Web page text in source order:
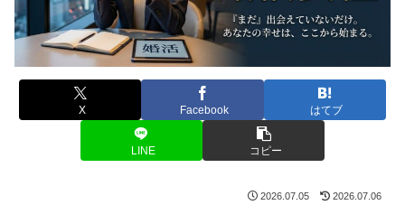
X Facebook はてブ
LINE コピー
2026.07.05 2026.07.06